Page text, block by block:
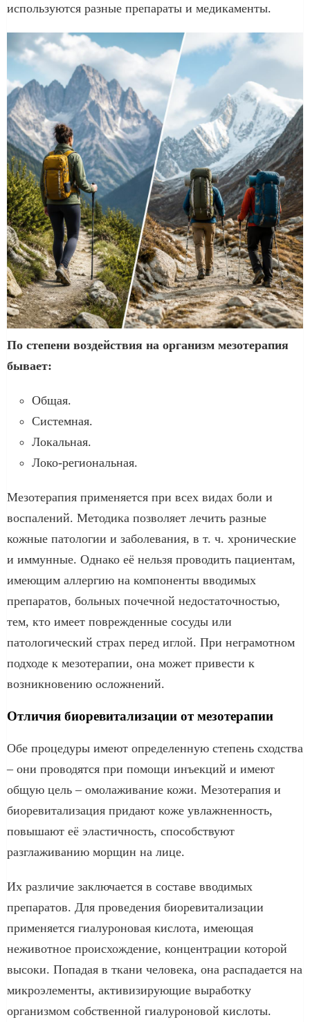
используются разные препараты и медикаменты.
По степени воздействия на организм мезотерапия
бывает:
Общая.
Системная.
Локальная.
Локо-региональная.
Мезотерапия применяется при всех видах боли и
воспалений. Методика позволяет лечить разные
кожные патологии и заболевания, в т. ч. хронические
и иммунные. Однако её нельзя проводить пациентам,
имеющим аллергию на компоненты вводимых
препаратов, больных почечной недостаточностью,
тем, кто имеет поврежденные сосуды или
патологический страх перед иглой. При неграмотном
подходе к мезотерапии, она может привести к
возникновению осложнений.
Отличия биоревитализации от мезотерапии
Обе процедуры имеют определенную степень сходства
– они проводятся при помощи инъекций и имеют
общую цель – омолаживание кожи. Мезотерапия и
биоревитализация придают коже увлажненность,
повышают её эластичность, способствуют
разглаживанию морщин на лице.
Их различие заключается в составе вводимых
препаратов. Для проведения биоревитализации
применяется гиалуроновая кислота, имеющая
неживотное происхождение, концентрации которой
высоки. Попадая в ткани человека, она распадается на
микроэлементы, активизирующие выработку
организмом собственной гиалуроновой кислоты.